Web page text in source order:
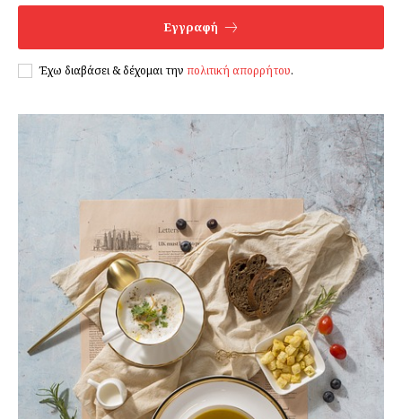
Εγγραφείτε τώρα!
Εγγραφή
Έχω διαβάσει & δέχομαι την πολιτική απορρήτου.